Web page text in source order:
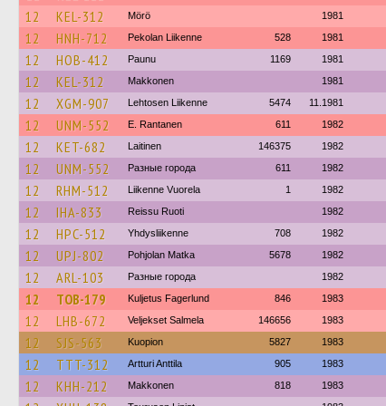
12 KEL-312 Mörö 1981
12 HNH-712 Pekolan Liikenne 528 1981
12 HOB-412 Paunu 1169 1981
12 KEL-312 Makkonen 1981
12 XGM-907 Lehtosen Liikenne 5474 11.1981
12 UNM-552 E. Rantanen 611 1982
12 KET-682 Laitinen 146375 1982
12 UNM-552 Разные города 611 1982
12 RHM-512 Liikenne Vuorela 1 1982
12 IHA-833 Reissu Ruoti 1982
12 HPC-512 Yhdysliikenne 708 1982
12 UPJ-802 Pohjolan Matka 5678 1982
12 ARL-103 Разные города 1982
12 TOB-179 Kuljetus Fagerlund 846 1983
12 LHB-672 Veljekset Salmela 146656 1983
12 SJS-563 Kuopion 5827 1983
12 TTT-312 Artturi Anttila 905 1983
12 KHH-212 Makkonen 818 1983